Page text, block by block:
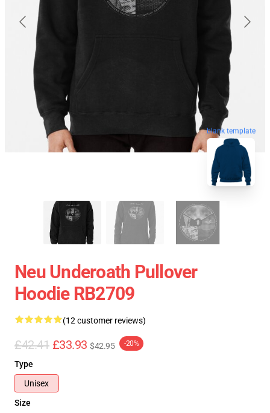
blank template
Neu Underoath Pullover
Hoodie RB2709
(12 customer reviews)
£42.41 £33.93 $42.95 -20%
Type
Unisex
Size